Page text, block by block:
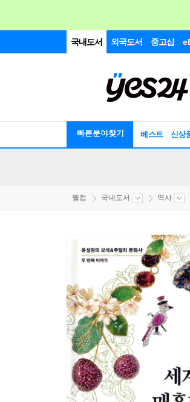
국내도서 외국도서 중고샵
빠른분야찾기 베스트 신상
웰컴 국내도서 역사